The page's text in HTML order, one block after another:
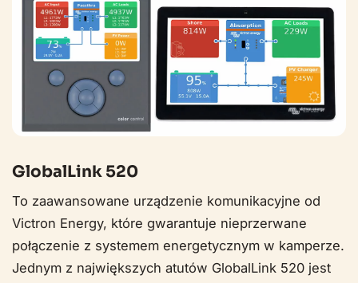
GlobalLink 520
To zaawansowane urządzenie komunikacyjne od
Victron Energy, które gwarantuje nieprzerwane
połączenie z systemem energetycznym w kamperze.
Jednym z największych atutów GlobalLink 520 jest